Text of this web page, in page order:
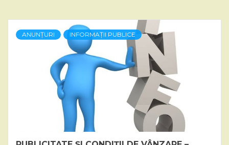
ANUNȚURI INFORMAȚII PUBLICE